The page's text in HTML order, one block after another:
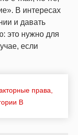
В интересах
и давать
это нужно для
если
права,
B